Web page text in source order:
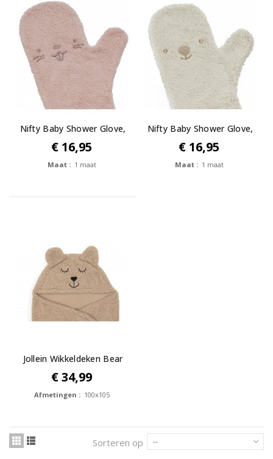
Nifty Baby Shower Glove,
The...
€ 16,95
Maat : 1 maat
Nifty Baby Shower Glove,
The...
€ 16,95
Maat : 1 maat
Jollein Wikkeldeken Bear
Boucle...
€ 34,99
Afmetingen : 100x105
Sorteren op --